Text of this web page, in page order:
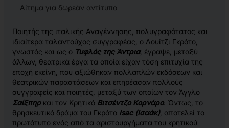
Αίτημα για δωρεάν αντίτυπο
Ποιητής της ιταλικής Αναγέννησης, πολυγραφότατος και
ιδιαίτερα ταλαντούχος συγγραφέας, ο Λουίτζι Γκρότο,
γνωστός και ως ο Τυφλός της Άντρια, έγραψε, μεταξύ
άλλων, θεατρικά έργα τα οποία είχαν τόση επιτυχία της
εποχή εκείνη, που αξιώθηκαν πολλαπλών εκδόσεων και
θεατρικών παραστάσεων και επηρέασαν πολλούς
συγγραφείς και ποιητές, μεταξύ των οποίων τον Άγγλο
Σαίξπηρκαι τον Κρητικό Βιτσέντζο Κορνάρο. Όντως, το
θρησκευτικό δράμα του Γκρότο Isac (Ισαάκ), αποτελεί το
πρωτότυπο ενός από τα αριστουργήματα του κρητικού